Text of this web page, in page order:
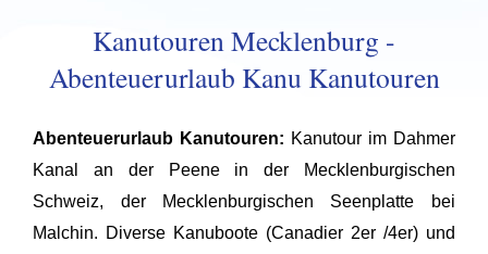
Kanutouren Mecklenburg -
Abenteuerurlaub Kanu Kanutouren
Abenteuerurlaub Kanutouren: Kanutour im Dahmer
Kanal an der Peene in der Mecklenburgischen
Schweiz, der Mecklenburgischen Seenplatte bei
Malchin. Diverse Kanuboote (Canadier 2er /4er) und